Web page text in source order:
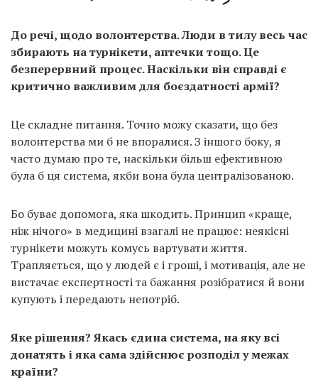
До речі, щодо волонтерства. Люди в тилу весь час
збирають на турнікети, аптечки тощо. Це
безперервний процес. Наскільки він справді є
критично важливим для боєздатності армії?
Це складне питання. Точно можу сказати, що без
волонтерства ми б не впоралися. З іншого боку, я
часто думаю про те, наскільки більш ефективною
була б ця система, якби вона була централізованою.
Бо буває допомога, яка шкодить. Принцип «краще,
ніж нічого» в медицині взагалі не працює: неякісні
турнікети можуть комусь вартувати життя.
Трапляється, що у людей є і гроші, і мотивація, але не
вистачає експертності та бажання розібратися й вони
купують і передають непотріб.
Яке рішення? Якась єдина система, на яку всі
донатять і яка сама здійснює розподіл у межах
країни?